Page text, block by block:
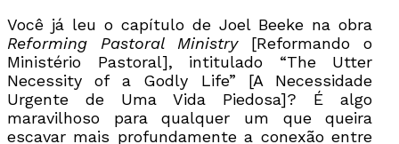
Você já leu o capítulo de Joel Beeke na obra
Reforming Pastoral Ministry[Reformando o
Ministério Pastoral], intitulado “The Utter
Necessity of a Godly Life” [A Necessidade
Urgente de Uma Vida Piedosa]? É algo
maravilhoso para qualquer um que queira
escavar mais profundamente a conexão entre